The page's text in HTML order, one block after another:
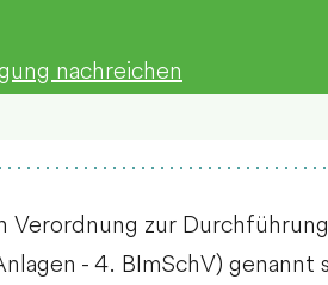
nachreichen
zur
- 4. BImSchV)